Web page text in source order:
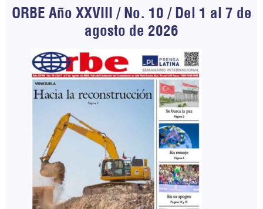
ORBE Año XXVIII / No. 10 / Del 1 al 7 de
agosto de 2026